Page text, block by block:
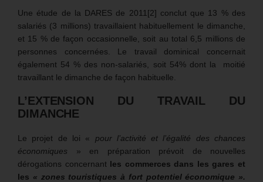
Une étude de la DARES de 2011[2] conclut que 13 % des
salariés (3 millions) travaillaient habituellement le dimanche,
et 15 % de façon occasionnelle, soit au total 6,5 millions de
personnes concernées. Le travail dominical concernait
également 54 % des non-salariés, soit 54% dont la moitié
travaillant le dimanche de façon habituelle.
L’EXTENSION DU TRAVAIL DU
DIMANCHE
Le projet de loi « pour l’activité et l’égalité des chances
économiques » en préparation prévoit de nouvelles
dérogations concernant les commerces dans les gares et
les « zones touristiques à fort potentiel économique ».